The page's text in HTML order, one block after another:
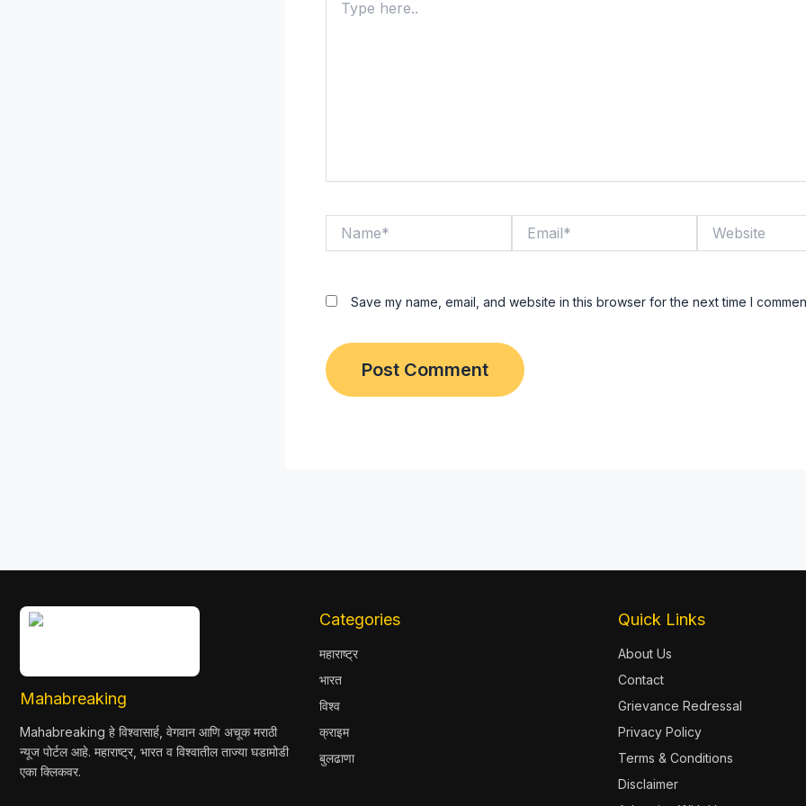
here..
Save my name, email, and website in this browser for the next time I
Mahabreaking
Mahabreaking हे विश्वासार्ह, वेगवान आणि अचूक मराठी
न्यूज पोर्टल आहे. महाराष्ट्र, भारत व विश्वातील ताज्या घडामोडी
एका क्लिकवर.
Categories
महाराष्ट्र
भारत
विश्व
क्राइम
बुलढाणा
Quick Links
About Us
Contact
Grievance Redressal
Privacy Policy
Terms & Conditions
Disclaimer